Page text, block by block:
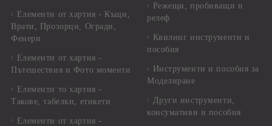
Елементи от хартия - Къщи,
Врати, Прозорци, Огради,
Фенери
Елементи от хартия -
Пътешествия и Фото моменти
Елементи то хартия -
Такове, табелки, етикети
Елементи от хартия -
Режещи, пробиващи и
релеф
Квилинг инструменти и
пособия
Инструменти и пособия за
Моделиране
Други инструменти,
консумативи и пособия